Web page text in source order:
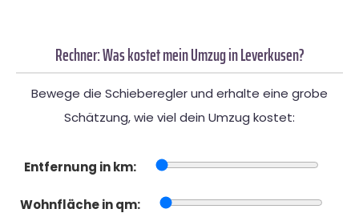
Rechner: Was kostet mein Umzug in Leverkusen?
Bewege die Schieberegler und erhalte eine grobe
Schätzung, wie viel dein Umzug kostet:
Entfernung in km:
Wohnfläche in qm: